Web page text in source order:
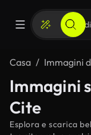
Casa Immagini
Immagini
Cite
Esplora e scarica